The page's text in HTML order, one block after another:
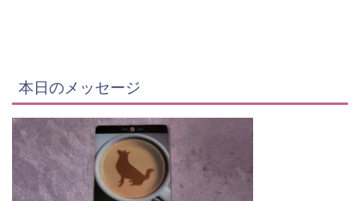
本日のメッセージ